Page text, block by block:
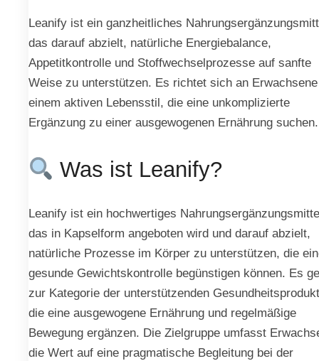
Leanify ist ein ganzheitliches
das darauf abzielt, natürliche Energiebalance,
Appetitkontrolle und Stoffwechselprozesse auf sanfte
Weise zu unterstützen. Es richtet sich an
einem aktiven Lebensstil, die eine unkomplizierte
Ergänzung zu einer ausgewogenen Ernährung suchen.
Was ist Leanify?
Leanify ist ein hochwertiges
das in Kapselform angeboten wird und darauf abzielt,
natürliche Prozesse im Körper zu unterstützen, die
gesunde Gewichtskontrolle begünstigen können. Es
zur Kategorie der unterstützenden
die eine ausgewogene Ernährung und regelmäßige
Bewegung ergänzen. Die Zielgruppe umfasst
die Wert auf eine pragmatische Begleitung bei der